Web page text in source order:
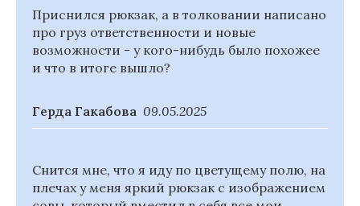
Приснился рюкзак, а в толковании написано
про груз ответственности и новые
возможности - у кого-нибудь было похожее
и что в итоге вышло?
Герда Гакабова 09.05.2025
Снится мне, что я иду по цветущему полю, на
плечах у меня яркий рюкзак с изображением